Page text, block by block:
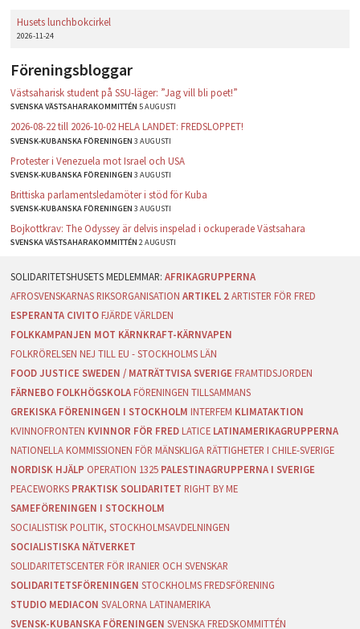
Husets lunchbokcirkel
2026-11-24
Föreningsbloggar
Västsaharisk student på SSU-läger: ”Jag vill bli poet!”
SVENSKA VÄSTSAHARAKOMMITTÉN5 AUGUSTI
2026-08-22 till 2026-10-02 HELA LANDET: FREDSLOPPET!
SVENSK-KUBANSKA FÖRENINGEN3 AUGUSTI
Protester i Venezuela mot Israel och USA
SVENSK-KUBANSKA FÖRENINGEN3 AUGUSTI
Brittiska parlamentsledamöter i stöd för Kuba
SVENSK-KUBANSKA FÖRENINGEN3 AUGUSTI
Bojkottkrav: The Odyssey är delvis inspelad i ockuperade Västsahara
SVENSKA VÄSTSAHARAKOMMITTÉN2 AUGUSTI
AFRIKAGRUPPERNA
AFROSVENSKARNAS RIKSORGANISATION ARTIKEL 2 ARTISTER FÖR FRED
ESPERANTA CIVITO FJÄRDE VÄRLDEN
FOLKKAMPANJEN MOT KÄRNKRAFT-KÄRNVAPEN
FOLKRÖRELSEN NEJ TILL EU - STOCKHOLMS LÄN
FOOD JUSTICE SWEDEN / MATRÄTTVISA SVERIGE FRAMTIDSJORDEN
FÄRNEBO FOLKHÖGSKOLA FÖRENINGEN TILLSAMMANS
GREKISKA FÖRENINGEN I STOCKHOLM INTERFEM KLIMATAKTION
KVINNOFRONTEN KVINNOR FÖR FRED LATICE LATINAMERIKAGRUPPERNA
NATIONELLA KOMMISSIONEN FÖR MÄNSKLIGA RÄTTIGHETER I CHILE-SVERIGE
NORDISK HJÄLP OPERATION 1325 PALESTINAGRUPPERNA I SVERIGE
PEACEWORKS PRAKTISK SOLIDARITET RIGHT BY ME
SAMEFÖRENINGEN I STOCKHOLM
SOCIALISTISK POLITIK, STOCKHOLMSAVDELNINGEN
SOCIALISTISKA NÄTVERKET
SOLIDARITETSCENTER FÖR IRANIER OCH SVENSKAR
SOLIDARITETSFÖRENINGEN STOCKHOLMS FREDSFÖRENING
STUDIO MEDIACON SVALORNA LATINAMERIKA
SVENSK-KUBANSKA FÖRENINGEN SVENSKA FREDSKOMMITTÉN